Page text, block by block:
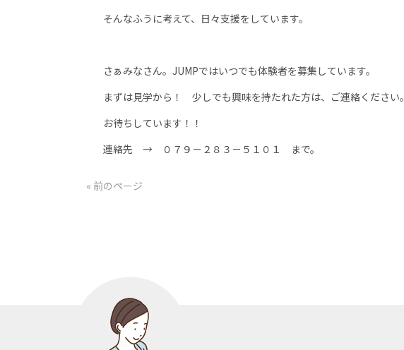
そんなふうに考えて、日々支援をしています。
さぁみなさん。JUMPではいつでも体験者を募集しています。
まずは見学から！ 少しでも興味を持たれた方は、ご連絡ください。
お待ちしています！！
連絡先 → ０７９－２８３－５１０１ まで。
« 前のページ